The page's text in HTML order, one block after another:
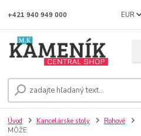
EUR
+421 940 949 000
Úvod Kancelárske stoly Rohové
MÔŽE